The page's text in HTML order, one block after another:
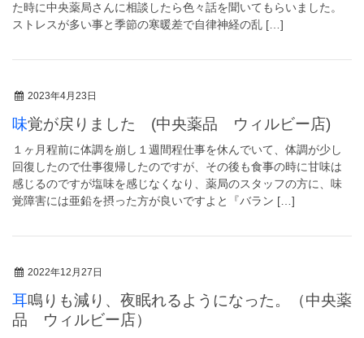
た時に中央薬局さんに相談したら色々話を聞いてもらいました。
ストレスが多い事と季節の寒暖差で自律神経の乱 […]
2023年4月23日
味覚が戻りました (中央薬品 ウィルビー店)
１ヶ月程前に体調を崩し１週間程仕事を休んでいて、体調が少し
回復したので仕事復帰したのですが、その後も食事の時に甘味は
感じるのですが塩味を感じなくなり、薬局のスタッフの方に、味
覚障害には亜鉛を摂った方が良いですよと『バラン […]
2022年12月27日
耳鳴りも減り、夜眠れるようになった。（中央薬
品 ウィルビー店）